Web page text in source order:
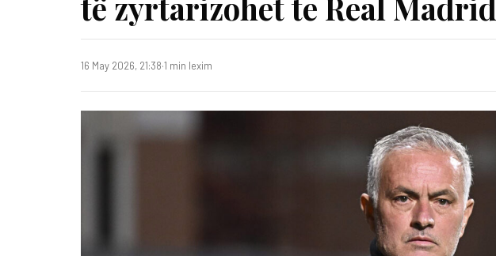
16 May 2026, 21:38·1 min lexim